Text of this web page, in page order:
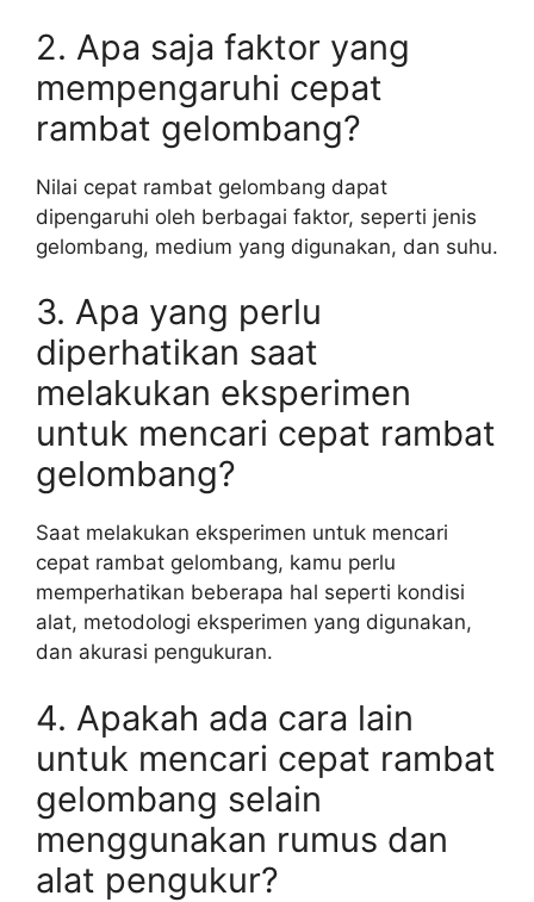
2. Apa saja faktor yang
mempengaruhi cepat
rambat gelombang?
Nilai cepat rambat gelombang dapat
dipengaruhi oleh berbagai faktor, seperti jenis
gelombang, medium yang digunakan, dan suhu.
3. Apa yang perlu
diperhatikan saat
melakukan eksperimen
untuk mencari cepat rambat
gelombang?
Saat melakukan eksperimen untuk mencari
cepat rambat gelombang, kamu perlu
memperhatikan beberapa hal seperti kondisi
alat, metodologi eksperimen yang digunakan,
dan akurasi pengukuran.
4. Apakah ada cara lain
untuk mencari cepat rambat
gelombang selain
menggunakan rumus dan
alat pengukur?